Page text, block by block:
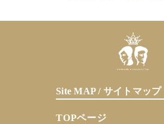
Site MAP / サイトマップ
TOPページ